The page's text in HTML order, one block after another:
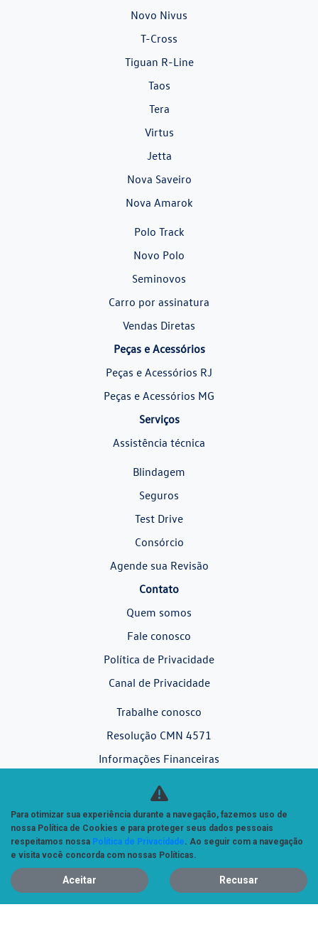
Novo Nivus
T-Cross
Tiguan R-Line
Taos
Tera
Virtus
Jetta
Nova Saveiro
Nova Amarok
Polo Track
Novo Polo
Seminovos
Carro por assinatura
Vendas Diretas
Peças e Acessórios
Peças e Acessórios RJ
Peças e Acessórios MG
Serviços
Assistência técnica
Blindagem
Seguros
Test Drive
Consórcio
Agende sua Revisão
Contato
Quem somos
Fale conosco
Política de Privacidade
Canal de Privacidade
Trabalhe conosco
Resolução CMN 4571
Informações Financeiras
Código de Ética
Desacelere. Seu bem maior é a vida.
Para otimizar sua experiência durante a navegação, fazemos uso de
nossa Política de Cookies e para proteger seus dados pessoais
respeitamos nossa Política de Privacidade. Ao seguir com a navegação
e visita você concorda com nossas Políticas.
Aceitar Recusar